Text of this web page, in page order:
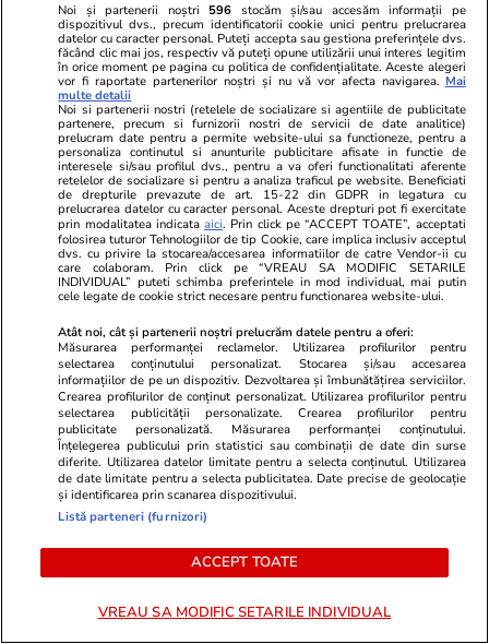
MONDEN
Stiri Mondene 17:54
Eva Măruță a împlinit 11 ani.
Cum au sărbătorit-o Andra și
Cătălin în Spania
Stiri Mondene 17:17
Artist român jefuit de un șofer
de Uber care s-a dat drept fost
polițist: „Mama lui plângea”
Noi și partenerii noștri 596 stocăm și/sau accesăm informații pe
dispozitivul dvs., precum identificatorii cookie unici pentru prelucrarea
datelor cu caracter personal. Puteți accepta sau gestiona preferințele dvs.
făcând clic mai jos, respectiv vă puteți opune utilizării unui interes legitim
în orice moment pe pagina cu politica de confidențialitate. Aceste alegeri
vor fi raportate partenerilor noștri și nu vă vor afecta navigarea. Mai
multe detalii
Noi si partenerii nostri (retelele de socializare si agentiile de publicitate
partenere, precum si furnizorii nostri de servicii de date analitice)
prelucram date pentru a permite website-ului sa functioneze, pentru a
personaliza continutul si anunturile publicitare afisate in functie de
interesele si/sau profilul dvs., pentru a va oferi functionalitati aferente
retelelor de socializare si pentru a analiza traficul pe website. Beneficiati
de drepturile prevazute de art. 15-22 din GDPR in legatura cu
prelucrarea datelor cu caracter personal. Aceste drepturi pot fi exercitate
prin modalitatea indicataaici. Prin click pe “ACCEPT TOATE”, acceptati
folosirea tuturor Tehnologiilor de tip Cookie, care implica inclusiv acceptul
dvs. cu privire la stocarea/accesarea informatiilor de catre Vendor-ii cu
care colaboram. Prin click pe “VREAU SA MODIFIC SETARILE
INDIVIDUAL” puteti schimba preferintele in mod individual, mai putin
cele legate de cookie strict necesare pentru functionarea website-ului.
Atât noi, cât și partenerii noștri prelucrăm datele pentru a oferi:
Măsurarea performanței reclamelor. Utilizarea profilurilor pentru
selectarea conținutului personalizat. Stocarea și/sau accesarea
informațiilor de pe un dispozitiv. Dezvoltarea și îmbunătățirea serviciilor.
Crearea profilurilor de conținut personalizat. Utilizarea profilurilor pentru
selectarea publicității personalizate. Crearea profilurilor pentru
publicitate personalizată. Măsurarea performanței conținutului.
Înțelegerea publicului prin statistici sau combinații de date din surse
diferite. Utilizarea datelor limitate pentru a selecta conținutul. Utilizarea
de date limitate pentru a selecta publicitatea. Date precise de geolocație
și identificarea prin scanarea dispozitivului.
Listă parteneri (furnizori)
ACCEPT TOATE
VREAU SA MODIFIC SETARILE INDIVIDUAL